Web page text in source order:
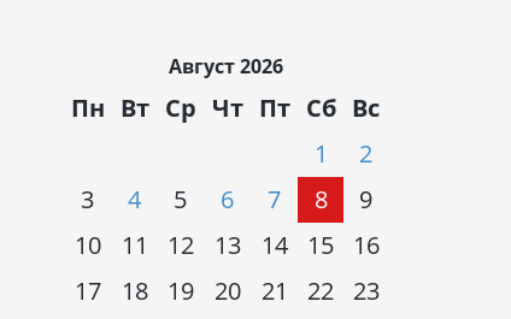
Август 2026
Пн Вт Ср Чт Пт Сб Вс
1
2
3
4 5 6 7 8
9
10
11 12 13 14 15
16
17
18 19 20 21 22
23